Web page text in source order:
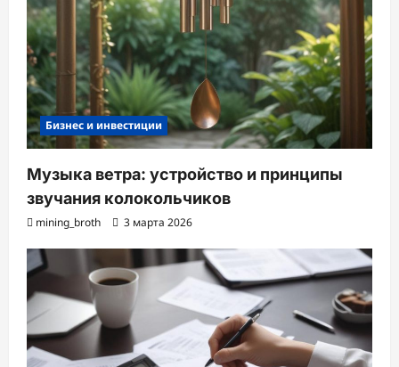
Бизнес и инвестиции
Музыка ветра: устройство и принципы
звучания колокольчиков
mining_broth 3 марта 2026